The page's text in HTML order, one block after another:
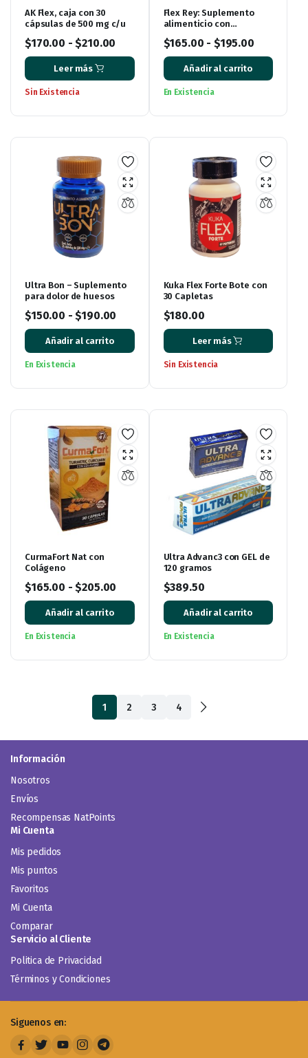
AK Flex, caja con 30
cápsulas de 500 mg c/u
$170.00 -$210.00
Leer más
Sin Existencia
Flex Rey: Suplemento
alimenticio con
para aliviar el dolor de
huesos
$165.00 - $195.00
Añadir al carrito
En Existencia
Ultra Bon – Suplemento
para dolor de huesos
$150.00 - $190.00
Añadir al carrito
En Existencia
Kuka Flex Forte Bote con
30 Capletas
$180.00
Leer más
Sin Existencia
CurmaFort Nat con
Colágeno
$165.00 -$205.00
Añadir al carrito
En Existencia
Ultra Advanc3 con GEL de
120 gramos
$389.50
Añadir al carrito
En Existencia
1 2 3 4
Información
Nosotros
Envíos
Recompensas NatPoints
Mi Cuenta
Mis pedidos
Mis puntos
Favoritos
Mi Cuenta
Comparar
Servicio al Cliente
Politica de Privacidad
Términos y Condiciones
Siguenos en: